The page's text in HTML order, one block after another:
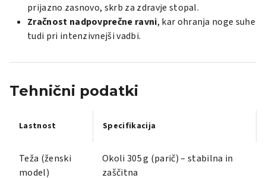
prijazno zasnovo, skrb za zdravje stopal.
Zračnost nadpovprečne ravni, kar ohranja noge suhe
tudi pri intenzivnejši vadbi.
Tehnični podatki
Lastnost Specifikacija
Teža (ženski
model)
Okoli 305 g (parič) – stabilna in
zaščitna